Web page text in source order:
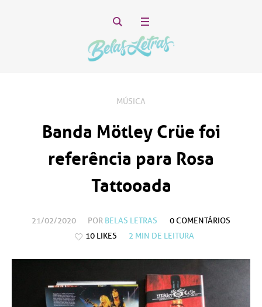
MÚSICA
Banda Mötley Crüe foi
referência para Rosa
Tattooada
21/02/2020 POR BELAS LETRAS
0 COMENTÁRIOS
10 LIKES
2 MIN DE LEITURA